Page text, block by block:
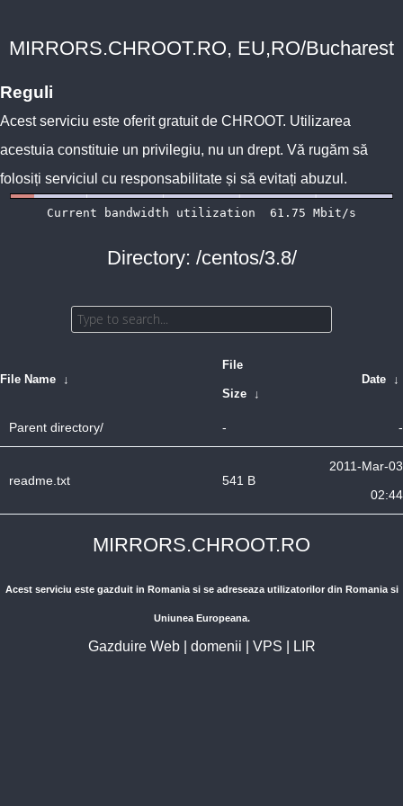
MIRRORS.CHROOT.RO, EU,RO/Bucharest
Reguli
Acest serviciu este oferit gratuit de CHROOT. Utilizarea
acestuia constituie un privilegiu, nu un drept. Vă rugăm să
folosiți serviciul cu responsabilitate și să evitați abuzul.
Directory: /centos/3.8/
File Name ↓
File
Size ↓
Date ↓
Parent directory/ - -
readme.txt 541 B
2011-Mar-03
02:44
MIRRORS.CHROOT.RO
Acest serviciu este gazduit in Romania si se adreseaza utilizatorilor din Romania si
Uniunea Europeana.
Gazduire Web| domenii VPS LIR